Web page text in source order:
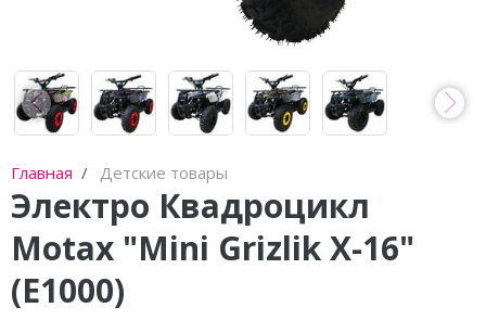
Главная Детские товары
Электро Квадроцикл
Motax "Mini Grizlik X-16"
(E1000)